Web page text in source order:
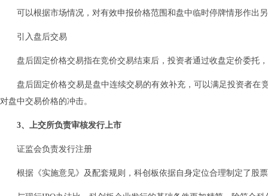
可以根据市场情况，对有效申报价格范围和盘中临时停牌情形作出
引入盘后交易
盘后固定价格交易指在竞价交易结束后，投资者通过收盘定价委托
盘后固定价格交易是盘中连续交易的有效补充，可以满足投资者
对盘中交易价格的冲击。
3、上交所负责审核发行上市
证监会负责发行注册
根据《实施意见》及配套规则，科创板依据自身定位合理制定了股